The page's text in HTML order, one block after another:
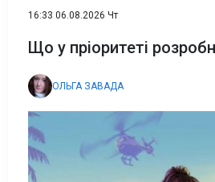
16:33 06.08.2026 Чт
Що у пріоритеті
ОЛЬГА ЗАВАДА